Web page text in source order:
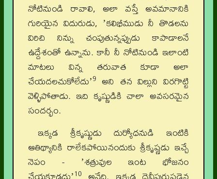
నోటినుండి రావాలి, అలా వస్తే అవమానానికి
గురియైన విదురుడు, ʼకలిభీముడు నీ తొడలను
విరిచి నిన్ను చంపుతున్నప్పుడు కాపాడాలనే
ఉద్దేశంతో ఉన్నాను. కానీ నీ నోటినుండి ఇలాంటి
మాటలు విన్న తరువాత కూడా అలా
చేయదలచుకోలేదుʼ9 అని తన విల్లుని విరగొట్టి
వెళ్ళిపోతాడు. ఇది కృష్ణుడికి చాలా అవసరమైన
సందర్భం.
ఇక్కడ శ్రీకృష్ణుడు దుర్యోధనుడి ఇంటికి
ఆతిథ్యానికి రాలేకపోయినందుకు శ్రీకృష్ణడు ఇచ్చే
నెపం - ʼశత్రువుల ఇంట భోజనం
10